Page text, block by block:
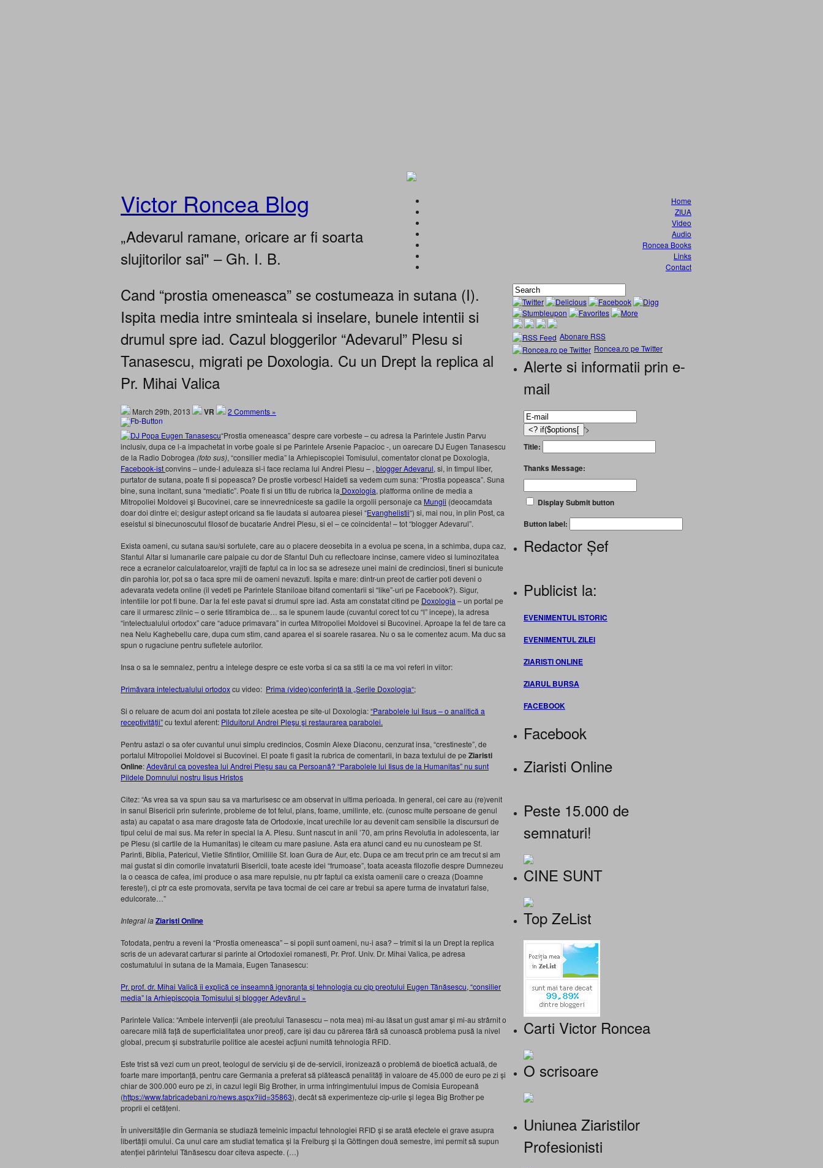
Victor Roncea Blog
„Adevarul ramane, oricare ar fi soarta
slujitorilor sai" – Gh. I. B.
Home
ZIUA
Video
Audio
Roncea Books
Links
Contact
Cand “prostia omeneasca” se costumeaza in sutana (I).
Ispita media intre sminteala si inselare, bunele intentii si
drumul spre iad. Cazul bloggerilor “Adevarul” Plesu si
Tanasescu, migrati pe Doxologia. Cu un Drept la replica al
Pr. Mihai Valica
March 29th, 2013 VR 2 Comments »
“Prostia omeneasca” despre care vorbeste – cu adresa la Parintele Justin Parvu
inclusiv, dupa ce l-a impachetat in vorbe goale si pe Parintele Arsenie Papacioc -, un oarecare DJ Eugen Tanasescu
de la Radio Dobrogea (foto sus), “consilier media” la Arhiepiscopiei Tomisului, comentator clonat pe Doxologia,
Facebook-istconvins – unde-l aduleaza si-i face reclama lui Andrei Plesu – , blogger Adevarul, si, in timpul liber,
purtator de sutana, poate fi si popeasca? De prostie vorbesc! Haideti sa vedem cum suna: “Prostia popeasca”. Suna
bine, suna incitant, suna “mediatic”. Poate fi si un titlu de rubrica la Doxologia, platforma online de media a
Mitropoliei Moldovei şi Bucovinei, care se innevredniceste sa gadile la orgolii personaje ca Mungii (deocamdata
doar doi dintre ei; desigur astept oricand sa fie laudata si autoarea piesei “Evanghelistii“) si, mai nou, in plin Post, ca
eseistul si binecunoscutul filosof de bucatarie Andrei Plesu, si el – ce coincidenta! – tot “blogger Adevarul”.
Exista oameni, cu sutana sau/si sortulete, care au o placere deosebita in a evolua pe scena, in a schimba, dupa caz,
Sfantul Altar si lumanarile care palpaie cu dor de Sfantul Duh cu reflectoare incinse, camere video si luminozitatea
rece a ecranelor calculatoarelor, vrajiti de faptul ca in loc sa se adreseze unei maini de credinciosi, tineri si bunicute
din parohia lor, pot sa o faca spre mii de oameni nevazuti. Ispita e mare: dintr-un preot de cartier poti deveni o
adevarata vedeta online (il vedeti pe Parintele Staniloae bifand comentarii si “like”-uri pe Facebook?). Sigur,
intentiile lor pot fi bune. Dar la fel este pavat si drumul spre iad. Asta am constatat citind pe Doxologia – un portal pe
care il urmaresc zilnic – o serie titirambica de… sa le spunem laude (cuvantul corect tot cu “l” incepe), la adresa
“intelectualului ortodox” care “aduce primavara” in curtea Mitropoliei Moldovei si Bucovinei. Aproape la fel de tare ca
nea Nelu Kaghebellu care, dupa cum stim, cand aparea el si soarele rasarea. Nu o sa le comentez acum. Ma duc sa
spun o rugaciune pentru sufletele autorilor.
Insa o sa le semnalez, pentru a intelege despre ce este vorba si ca sa stiti la ce ma voi referi in viitor:
Primăvara intelectualului ortodoxcu video: Prima (video)conferință la „Serile Doxologia“;
Si o reluare de acum doi ani postata tot zilele acestea pe site-ul Doxologia:“Parabolele lui Iisus – o analitică a
receptivităţii”cu textul aferent: Pilduitorul Andrei Pleşu şi restaurarea parabolei.
Pentru astazi o sa ofer cuvantul unui simplu credincios, Cosmin Alexe Diaconu, cenzurat insa, “crestineste”, de
portalul Mitropoliei Moldovei si Bucovinei. El poate fi gasit la rubrica de comentarii, in baza textului de pe Ziaristi
Online:Adevărul ca povestea lui Andrei Pleşu sau ca Persoană? “Parabolele lui Iisus de la Humanitas” nu sunt
Pildele Domnului nostru Iisus Hristos
Citez: “As vrea sa va spun sau sa va marturisesc ce am observat in ultima perioada. In general, cei care au (re)venit
in sanul Bisericii prin suferinte, probleme de tot felul, plans, foame, umilinte, etc. (cunosc multe persoane de genul
asta) au capatat o asa mare dragoste fata de Ortodoxie, incat urechile lor au devenit cam sensibile la discursuri de
tipul celui de mai sus. Ma refer in special la A. Plesu. Sunt nascut in anii ’70, am prins Revolutia in adolescenta, iar
pe Plesu (si cartile de la Humanitas) le citeam cu mare pasiune. Asta era atunci cand eu nu cunosteam pe Sf.
Parinti, Biblia, Patericul, Vietile Sfintilor, Omiliile Sf. Ioan Gura de Aur, etc. Dupa ce am trecut prin ce am trecut si am
mai gustat si din comorile invataturii Bisericii, toate aceste idei “frumoase”, toata aceasta filozofie despre Dumnezeu
la o ceasca de cafea, imi produce o asa mare repulsie, nu ptr faptul ca exista oamenii care o creaza (Doamne
fereste!), ci ptr ca este promovata, servita pe tava tocmai de cei care ar trebui sa apere turma de invataturi false,
edulcorate…”
Integral laZiaristi Online
Totodata, pentru a reveni la “Prostia omeneasca” – si popii sunt oameni, nu-i asa? – trimit si la un Drept la replica
scris de un adevarat carturar si parinte al Ortodoxiei romanesti, Pr. Prof. Univ. Dr. Mihai Valica, pe adresa
costumatului in sutana de la Mamaia, Eugen Tanasescu:
Pr. prof. dr. Mihai Valică îi explică ce înseamnă ignoranța și tehnologia cu cip preotului Eugen Tănăsescu, “consilier
media” la Arhiepiscopia Tomisului și blogger Adevărul »
Parintele Valica: “Ambele intervenții (ale preotului Tanasescu – nota mea) mi-au lăsat un gust amar și mi-au strârnit o
oarecare milă față de superficialitatea unor preoți, care își dau cu părerea fără să cunoască problema pusă la nivel
global, precum și substraturile politice ale acestei acțiuni numită tehnologia RFID.
Este trist să vezi cum un preot, teologul de serviciu și de de-servicii, ironizează o problemă de bioetică actuală, de
foarte mare importanță, pentru care Germania a preferat să plătească penalități în valoare de 45.000 de euro pe zi și
chiar de 300.000 euro pe zi, în cazul legii Big Brother, în urma infringimentului impus de Comisia Europeană
(https://www.fabricadebani.ro/news.aspx?iid=35863), decât să experimenteze cip-urile și legea Big Brother pe
proprii ei cetățeni.
În universitățile din Germania se studiază temeinic impactul tehnologiei RFID și se arată efectele ei grave asupra
libertății omului. Ca unul care am studiat tematica și la Freiburg și la Göttingen două semestre, îmi permit să supun
atenției părintelui Tănăsescu doar cîteva aspecte. (…)
Abonare RSS
Roncea.ro pe Twitter
Alerte si informatii prin e-
mail
'>
Title:
Thanks Message:
Display Submit button
Button label:
Redactor Șef
Publicist la:
EVENIMENTUL ISTORIC
EVENIMENTUL ZILEI
ZIARISTI ONLINE
ZIARUL BURSA
FACEBOOK
Facebook
Ziaristi Online
Peste 15.000 de
semnaturi!
CINE SUNT
Top ZeList
Carti Victor Roncea
O scrisoare
Uniunea Ziaristilor
Profesionisti